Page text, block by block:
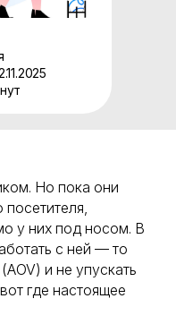
Но пока они
у них под носом. В
с ней — то
и не упускать
где настоящее